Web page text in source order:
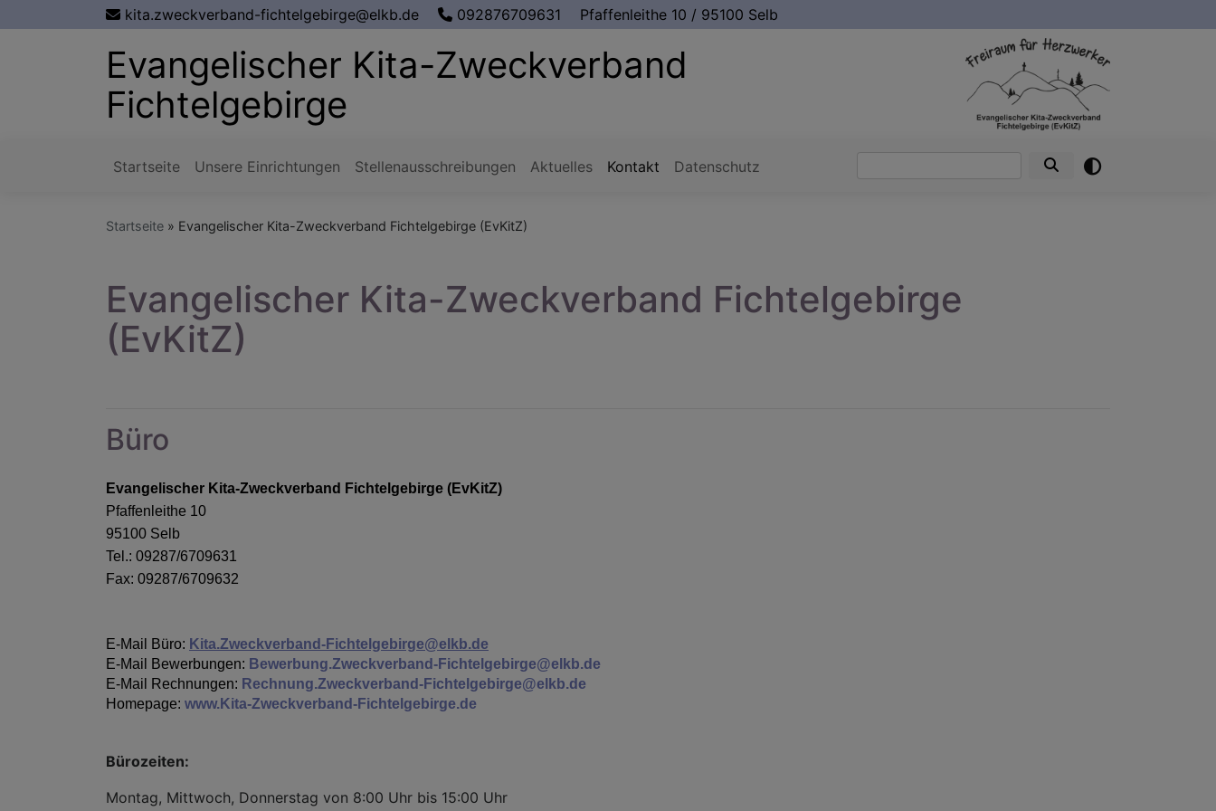
zum
kita.zweckverband-fichtelgebirge@elkb.de 092876709631 Pfaffenleithe 10 / 95100 Selb
Evangelischer Kita-Zweckverband
Fichtelgebirge
Hauptnavigation
Startseite Unsere Einrichtungen Stellenausschreibungen Aktuelles Kontakt Datenschutz
Startseite Evangelischer Kita-Zweckverband Fichtelgebirge (EvKitZ)
Evangelischer Kita-Zweckverband Fichtelgebirge
(EvKitZ)
Büro
Evangelischer Kita-Zweckverband Fichtelgebirge (EvKitZ)
Pfaffenleithe 10
95100 Selb
Tel.: 09287/6709631
Fax: 09287/6709632
E-Mail Büro: Kita.Zweckverband-Fichtelgebirge@elkb.de
E-Mail Bewerbungen: Bewerbung.Zweckverband-Fichtelgebirge@elkb.de
E-Mail Rechnungen: Rechnung.Zweckverband-Fichtelgebirge@elkb.de
Homepage: www.Kita-Zweckverband-Fichtelgebirge.de
Bürozeiten:
Montag, Mittwoch, Donnerstag von 8:00 Uhr bis 15:00 Uhr